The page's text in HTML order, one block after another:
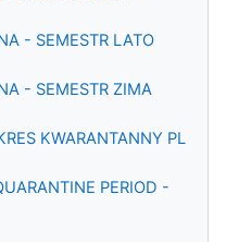
- SEMESTR LATO
- SEMESTR ZIMA
KWARANTANNY PL
PERIOD -